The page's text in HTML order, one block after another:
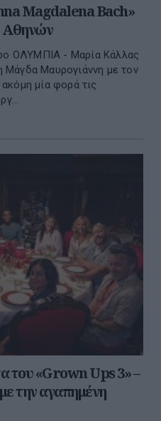
Magdalena Bach»
Αθηνών
ΟΛΥΜΠΙΑ - Μαρία Κάλλας
Μάγδα Μαυρογιάννη με τον
μία φορά τις
του «Grown Ups 3» –
την αγαπημένη